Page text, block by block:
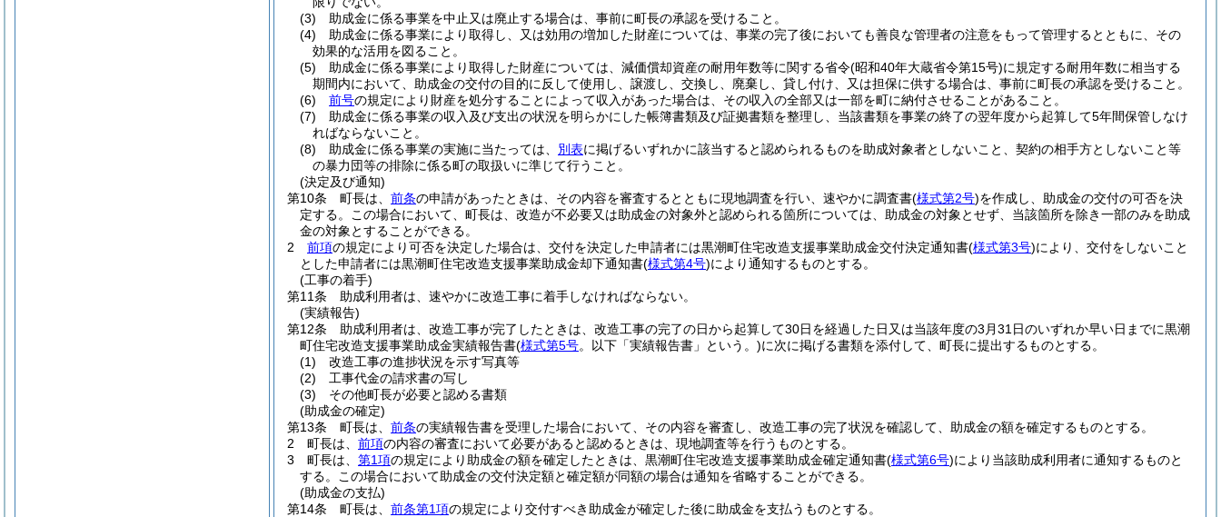
(3)
助成金に係る事業を中止又は廃止する場合は、事前に町長の承認を受けること。
(4)
助成金に係る事業により取得し、又は効用の増加した財産については、事業の完了後においても善良な管理者の注意をもって管理するとともに、その
効果的な活用を図ること。
(5)
助成金に係る事業により取得した財産については、減価償却資産の耐用年数等に関する省令(昭和40年大蔵省令第15号)に規定する耐用年数に相当する
期間内において、助成金の交付の目的に反して使用し、譲渡し、交換し、廃棄し、貸し付け、又は担保に供する場合は、事前に町長の承認を受けること。
(6)
前号の規定により財産を処分することによって収入があった場合は、その収入の全部又は一部を町に納付させることがあること。
(7)
助成金に係る事業の収入及び支出の状況を明らかにした帳簿書類及び証拠書類を整理し、当該書類を事業の終了の翌年度から起算して5年間保管しなけ
ればならないこと。
(8)
助成金に係る事業の実施に当たっては、 別表に掲げるいずれかに該当すると認められるものを助成対象者としないこと、契約の相手方としないこと等
の暴力団等の排除に係る町の取扱いに準じて行うこと。
(決定及び通知)
第10条
町長は、 前条の申請があったときは、その内容を審査するとともに現地調査を行い、速やかに調査書(様式第2号)を作成し、助成金の交付の可否を決
定する。
この場合において、町長は、改造が不必要又は助成金の対象外と認められる箇所については、助成金の対象とせず、当該箇所を除き一部のみを助成
金の対象とすることができる。
2
前項の規定により可否を決定した場合は、交付を決定した申請者には黒潮町住宅改造支援事業助成金交付決定通知書(様式第3号)により、交付をしないこと
とした申請者には黒潮町住宅改造支援事業助成金却下通知書(様式第4号)により通知するものとする。
(工事の着手)
第11条
助成利用者は、速やかに改造工事に着手しなければならない。
(実績報告)
第12条
助成利用者は、改造工事が完了したときは、改造工事の完了の日から起算して30日を経過した日又は当該年度の3月31日のいずれか早い日までに黒潮
町住宅改造支援事業助成金実績報告書(様式第5号。以下「実績報告書」という。)に次に掲げる書類を添付して、町長に提出するものとする。
(1)
改造工事の進捗状況を示す写真等
(2)
工事代金の請求書の写し
(3)
その他町長が必要と認める書類
(助成金の確定)
第13条
町長は、 前条の実績報告書を受理した場合において、その内容を審査し、改造工事の完了状況を確認して、助成金の額を確定するものとする。
2
町長は、 前項の内容の審査において必要があると認めるときは、現地調査等を行うものとする。
3
町長は、 第1項の規定により助成金の額を確定したときは、黒潮町住宅改造支援事業助成金確定通知書(様式第6号)により当該助成利用者に通知するものと
する。
この場合において助成金の交付決定額と確定額が同額の場合は通知を省略することができる。
(助成金の支払)
第14条
町長は、 前条第1項の規定により交付すべき助成金が確定した後に助成金を支払うものとする。